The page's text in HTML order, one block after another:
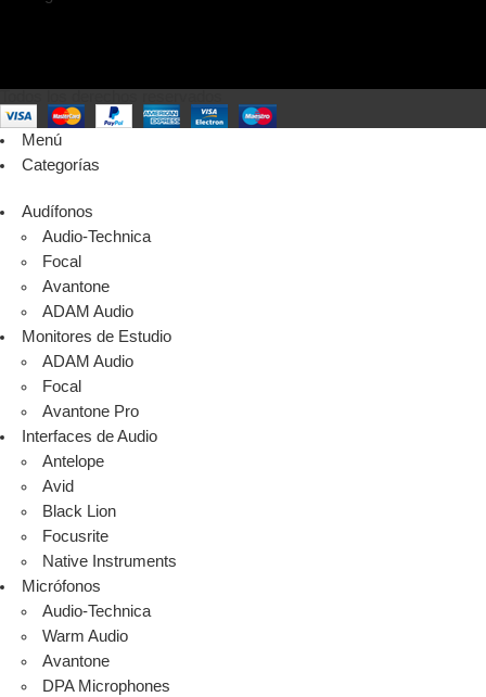
Menú
Categorías
Audífonos
Audio-Technica
Focal
Avantone
ADAM Audio
Monitores de Estudio
ADAM Audio
Focal
Avantone Pro
Interfaces de Audio
Antelope
Avid
Black Lion
Focusrite
Native Instruments
Micrófonos
Audio-Technica
Warm Audio
Avantone
DPA Microphones